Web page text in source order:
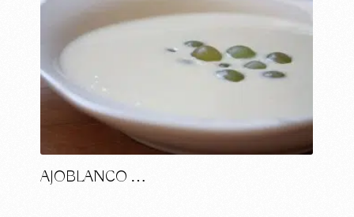
AJOBLANCO …